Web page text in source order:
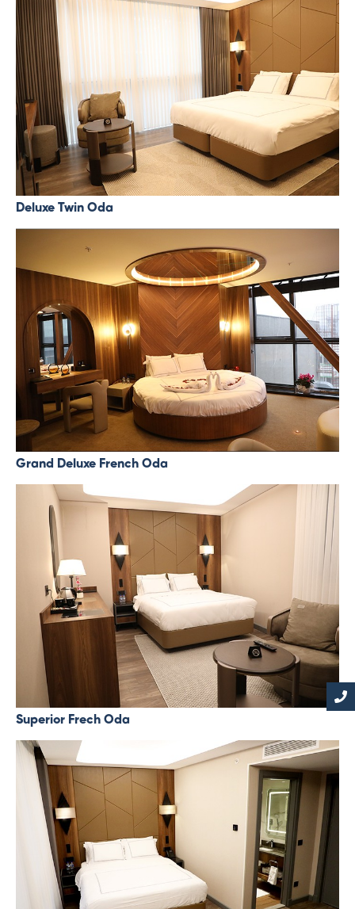
Deluxe Twin Oda
Grand Deluxe French Oda
Superior Frech Oda